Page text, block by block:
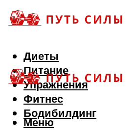
Диеты
Питание
Упражнения
Фитнес
Бодибилдинг
Меню